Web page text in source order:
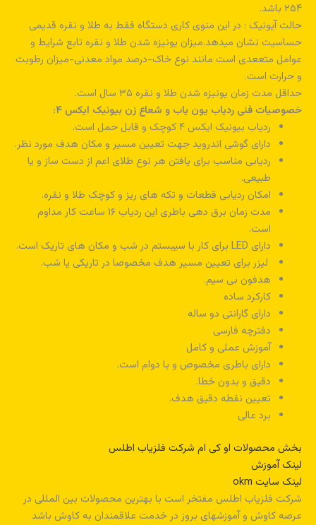
۲۵۴ باشد.
حالت آیونیک : در این منوی کاری دستگاه فقط به طلا و نقره قدیمی
حساسیت نشان میدهد.میزان یونیزه شدن طلا و نقره تابع شرایط و
عوامل متععدی است مانند نوع خاک-درصد مواد معدنی-میزان رطوبت
و حرارت است.
حداقل مدت زمان یونیزه شدن طلا و نقره ۳۵ سال است.
خصوصیات فنی ردیاب یون یاب و شعاع زن بیونیک ایکس ۴:
ردیاب بیونیک ایکس ۴ کوچک و قابل حمل است.
دارای گوشی اندروید جهت تعیین مسیر و مکان هدف مورد نظر.
ردیابی مناسب برای یافتن هر نوع طلای اعم از دست ساز و یا
طبیعی.
امکان ردیابی قطعات و تکه های ریز و کوچک طلا و نقره.
مدت زمان برق دهی باطری این ردیاب ۱۶ ساعت کار مداوم
است.
دارای LED برای کار با سیبستم در شب و مکان های تاریک است.
لیزر برای تعیین مسیر هدف مخصوصا در تاریکی یا شب.
هدفون بی سیم.
کارکرد ساده
دارای گارانتی دو ساله
دفترچه فارسی
آموزش عملی و کامل
دارای باطری مخصوص و با دوام است.
دقیق و بدون خطا.
تعیین نقطه دقیق هدف.
برد عالی
بخش محصولات او کی ام شرکت فلزیاب اطلس
لینک آموزش
لینک سایت okm
شرکت فلزیاب اطلس مفتخر است با بهترین محصولات بین المللی در
عرصه کاوش و آموزشهای بروز در خدمت علاقمندان به کاوش باشد